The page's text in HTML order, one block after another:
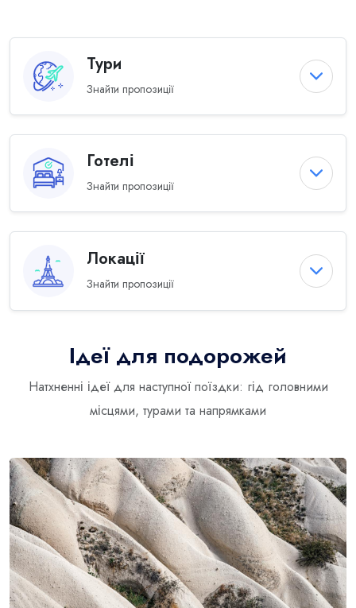
Тури
Знайти пропозиції
Готелі
Знайти пропозиції
Локації
Знайти пропозиції
Ідеї для подорожей
Натхненні ідеї для наступної поїздки: гід головними
місцями, турами та напрямками